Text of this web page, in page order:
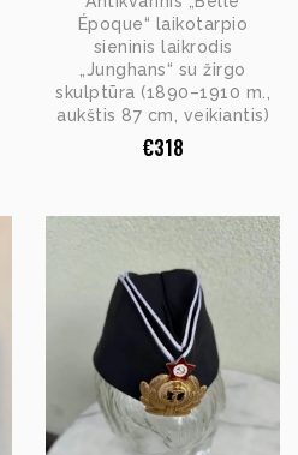
Époque“ laikotarpio
sieninis laikrodis
„Junghans“ su žirgo
skulptūra (1890–1910 m.,
aukštis 87 cm, veikiantis)
€318